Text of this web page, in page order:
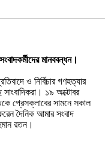
মানববন্ধন।
ও নির্বিচার গণহত্যার
সাংবাদিকরা। ১৯ অক্টোবর
প্রেসক্লাবের সামনে সকাল
দৈনিক আমার সংবাদ
রতন।